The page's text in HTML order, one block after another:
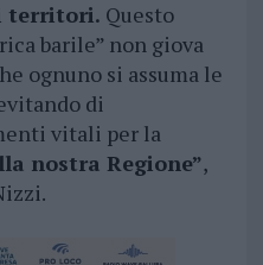
territori. Questo
barile” non giova
ognuno si assuma le
di
vitali per la
nostra Regione”,